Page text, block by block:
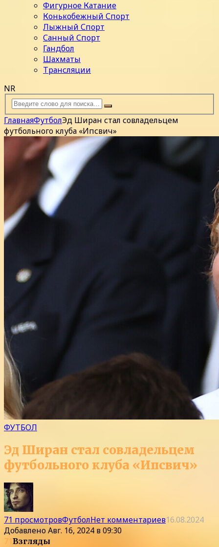
Фигурное Катание
Конькобежный Спорт
Лыжный Спорт
Санный Спорт
Гандбол
Шахматы
Трансляции
NR
ГлавнаяФутболЭд Ширан стал совладельцем
футбольного клуба «Ипсвич»
ФУТБОЛ
Эд Ширан стал совладельцем
футбольного клуба «Ипсвич»
71 просмотровФутболНет комментариев16.08.2024
ДобавленоАвг. 16, 2024 в 09:30
71Взгляды